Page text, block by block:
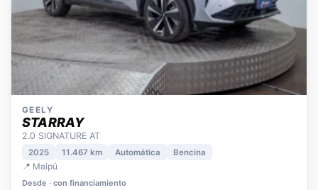
GEELY
STARRAY
2.0 SIGNATURE AT
2025
📍 Maipú